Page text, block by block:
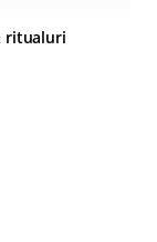
ritualuri